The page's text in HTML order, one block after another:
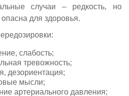
случаи – редкость, но
для здоровья.
слабость;
тревожность;
дезориентация;
мысли;
артериального давления;